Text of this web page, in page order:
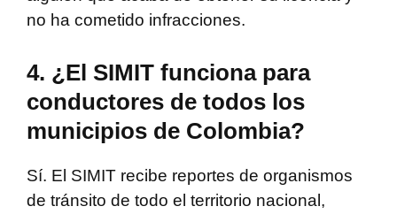
no ha cometido infracciones.
4. ¿El SIMIT funciona para
conductores de todos los
municipios de Colombia?
Sí. El SIMIT recibe reportes de organismos
de tránsito de todo el territorio nacional,